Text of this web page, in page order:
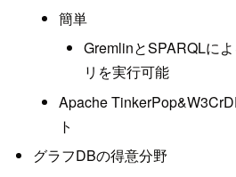
簡単
GremlinとSPARQLに
リを実行可能
Apache
ト
グラフDBの得意分野